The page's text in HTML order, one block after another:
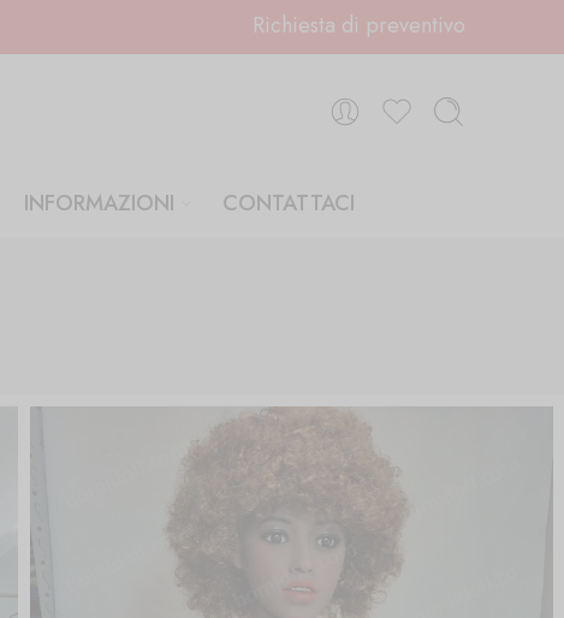
Richiesta di preventivo
INFORMAZIONI CONTATTACI